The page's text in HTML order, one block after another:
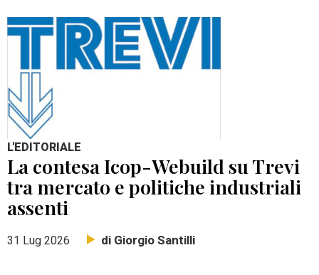
L'EDITORIALE
La contesa Icop-Webuild su Trevi
tra mercato e politiche industriali
assenti
31 Lug 2026 di Giorgio Santilli